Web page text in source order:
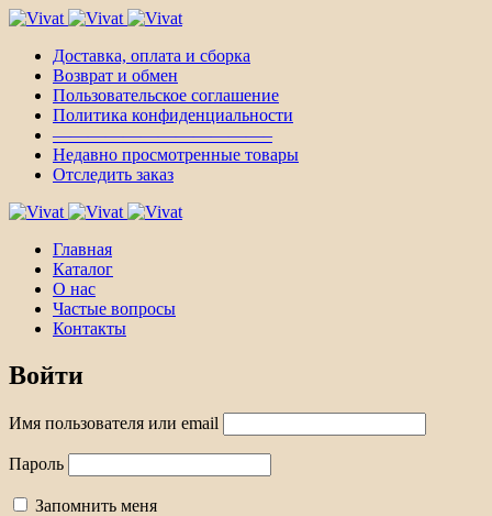
Доставка, оплата и сборка
Возврат и обмен
Пользовательское соглашение
Политика конфиденциальности
————————————–
Недавно просмотренные товары
Отследить заказ
Главная
Каталог
О нас
Частые вопросы
Контакты
Войти
Имя пользователя или email
Пароль
Запомнить меня